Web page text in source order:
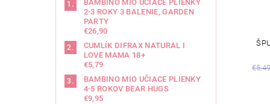
BAMBINO MIO UČIACE PLIENKY
2-3 ROKY 3 BALENIE, GARDEN
PARTY
€26,90
CUMLÍK DIFRAX NATURAL I
LOVE MAMA 18+
€5,79
BAMBINO MIO UČIACE PLIENKY
4-5 ROKOV BEAR HUGS
€9,95